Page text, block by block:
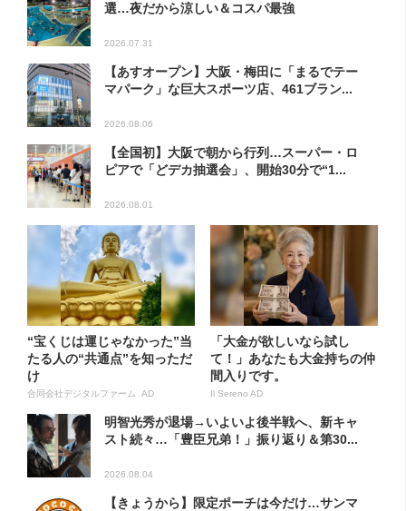
選…夜だから涼しい＆コスパ最強
2026.07.31
【あすオープン】大阪・梅田に「まるでテー
マパーク」な巨大スポーツ店、461ブラン...
2026.08.06
【全国初】大阪で朝から行列…スーパー・ロ
ピアで「どデカ抽選会」、開始30分で“1...
2026.08.01
“宝くじは運じゃなかった”当
たる人の“共通点”を知っただ
け
合同会社デジタルファーム AD
「大金が欲しいなら試し
て！」あなたも大金持ちの仲
間入りです。
Il Sereno AD
明智光秀が退場→いよいよ後半戦へ、新キャ
スト続々…「豊臣兄弟！」振り返り＆第30...
2026.08.04
【きょうから】限定ポーチは今だけ…サンマ